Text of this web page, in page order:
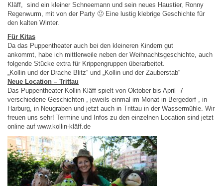
Kläff, sind ein kleiner Schneemann und sein neues Haustier, Ronny
Regenwurm, mit von der Party 🙂 Eine lustig klebrige Geschichte für
den kalten Winter.
Für Kitas
Da das Puppentheater auch bei den kleineren Kindern gut
ankommt, habe ich mittlerweile neben der Weihnachtsgeschichte, auch
folgende Stücke extra für Krippengruppen überarbeitet.
„Kollin und der Drache Blitz“ und „Kollin und der Zauberstab“
Neue Location – Trittau
Das Puppentheater Kollin Kläff spielt von Oktober bis April 7
verschiedene Geschichten , jeweils einmal im Monat in Bergedorf , in
Harburg, in Neugraben und jetzt auch in Trittau in der Wassermühle. Wir
freuen uns sehr! Termine und Infos zu den einzelnen Location sind jetzt
online auf www.kollin-kläff.de